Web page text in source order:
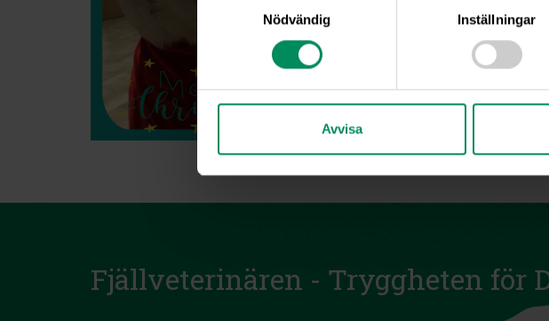
Nödvändig
Inställningar
Avvisa
Fjällveterinären - Tryggheten för